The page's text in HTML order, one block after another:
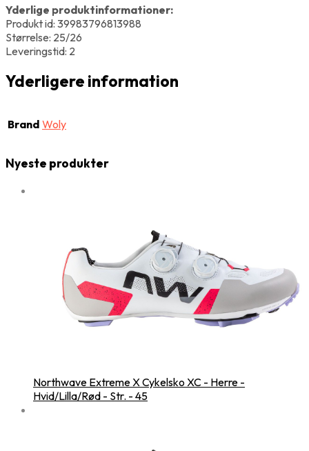
Yderlige produktinformationer:
Produkt id: 39983796813988
Størrelse: 25/26
Leveringstid: 2
Yderligere information
Brand Woly
Nyeste produkter
Northwave Extreme X Cykelsko XC - Herre -
Hvid/Lilla/Rød - Str. - 45